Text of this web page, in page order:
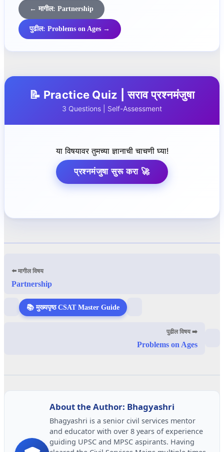
← मागील: Partnership
पुढील: Problems on Ages →
📝 Practice Quiz | सराव प्रश्नमंजुषा
3 Questions | Self-Assessment
या विषयावर तुमच्या ज्ञानाची चाचणी घ्या!
प्रश्नमंजुषा सुरू करा 🚀
⬅️ मागील विषय
Partnership
📚 मुख्यपृष्ठ CSAT Master Guide
पुढील विषय ➡️
Problems on Ages
About the Author: Bhagyashri
Bhagyashri is a senior civil services mentor
and educator with over 8 years of experience
guiding UPSC and MPSC aspirants. Having